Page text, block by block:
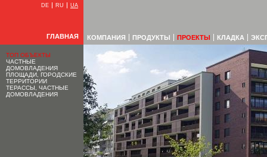
DE RU UA
ГЛАВНАЯ КОМПАНИЯ ПРОДУКТЫ ПРОЕКТЫ КЛАДКА
ТОП ОБЪЕКТЫ
ЧАСТНЫЕ
ДОМОВЛАДЕНИЯ
ПЛОЩАДИ, ГОРОДСКИЕ
ТЕРРИТОРИИ
ТЕРАССЫ, ЧАСТНЫЕ
ДОМОВЛАДЕНИЯ